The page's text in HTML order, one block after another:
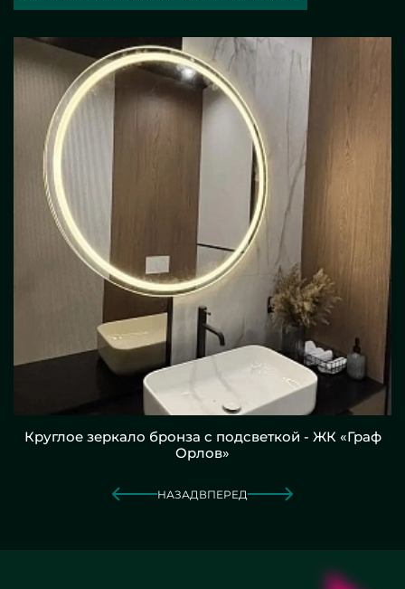
Круглое зеркало бронза с подсветкой - ЖК «Граф
Орлов»
НАЗАД ВПЕРЕД